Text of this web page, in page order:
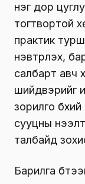
нэг дор
тогтвортой
практик
нэвтрүүлэх,
салбарт авч
шийдвэрийг
зорилго
сууцны
талбайд
Барилга